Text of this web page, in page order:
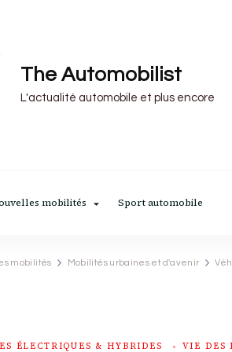
The Automobilist
L'actualité automobile et plus encore
mobilités Sport automobile
mobilités Mobilités urbaines et d'avenir
ÉLECTRIQUES & HYBRIDES VIE DES